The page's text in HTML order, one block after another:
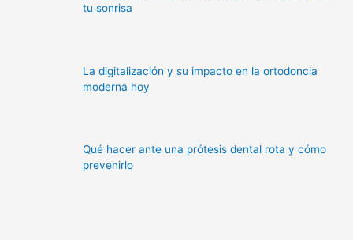
tu sonrisa
La digitalización y su impacto en la ortodoncia
moderna hoy
Qué hacer ante una prótesis dental rota y cómo
prevenirlo